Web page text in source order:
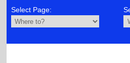
Select Page: